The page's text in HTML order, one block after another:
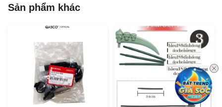
Sản phẩm khác